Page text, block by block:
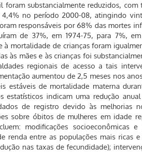
substancialmente reduzidos, com
no período 2000-08, atingindo
responsáveis por 68% das mortes
de 37%, em 1974-75, para 7%,
mortalidade de crianças foram
às mães e às crianças foi
regionais de acesso a tais
aumentou de 2,5 meses nos
estáveis de mortalidade materna
estatísticos indicam uma redução
de registro devido às melhorias
sobre óbitos de mulheres em idade
modificações socioeconômicas e
renda entre as populações mais ricas
nas taxas de fecundidade);